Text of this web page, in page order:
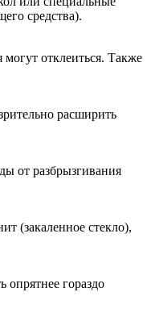
средства).
отклеиться. Также
расширить
от разбрызгивания
(закаленное стекло),
гораздо